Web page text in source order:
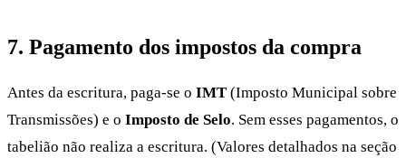
7. Pagamento dos impostos da compra
Antes da escritura, paga-se o IMT (Imposto Municipal sobre
Transmissões) e o Imposto de Selo. Sem esses pagamentos, o
tabelião não realiza a escritura. (Valores detalhados na seção